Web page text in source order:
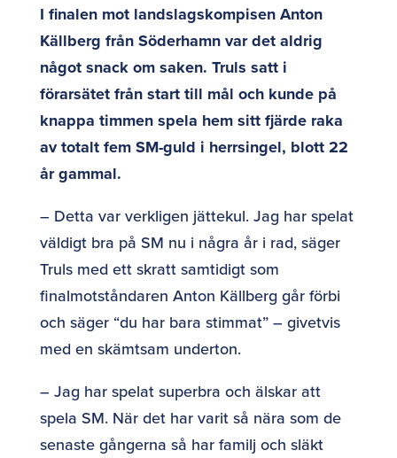
I finalen mot landslagskompisen Anton
Källberg från Söderhamn var det aldrig
något snack om saken. Truls satt i
förarsätet från start till mål och kunde på
knappa timmen spela hem sitt fjärde raka
av totalt fem SM-guld i herrsingel, blott 22
år gammal.
– Detta var verkligen jättekul. Jag har spelat
väldigt bra på SM nu i några år i rad, säger
Truls med ett skratt samtidigt som
finalmotståndaren Anton Källberg går förbi
och säger “du har bara stimmat” – givetvis
med en skämtsam underton.
– Jag har spelat superbra och älskar att
spela SM. När det har varit så nära som de
senaste gångerna så har familj och släkt